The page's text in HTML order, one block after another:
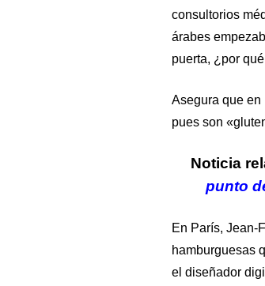
consultorios
árabes
puerta, ¿por
Asegura que en
pues son
Noticia
punto
En París, Jean-
hamburguesas
el diseñador